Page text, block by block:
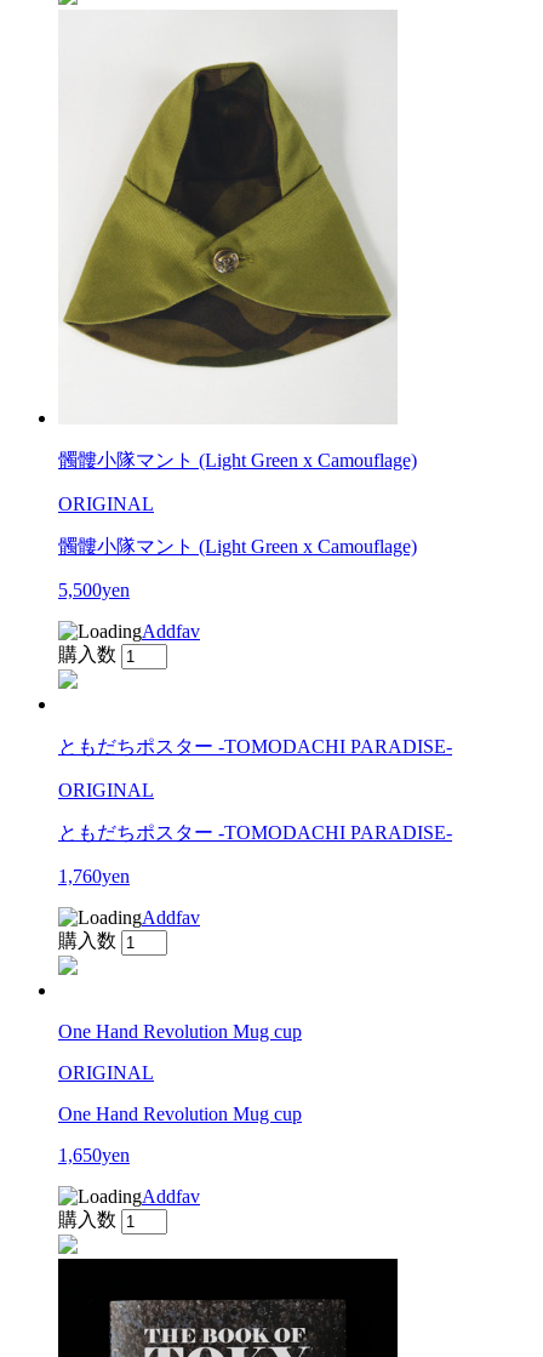
髑髏小隊マント (Light Green x Camouflage)
ORIGINAL
髑髏小隊マント (Light Green x Camouflage)
5,500yen
Addfav
購入数
ともだちポスター -TOMODACHI PARADISE-
ORIGINAL
ともだちポスター -TOMODACHI PARADISE-
1,760yen
Addfav
購入数
One Hand Revolution Mug cup
ORIGINAL
One Hand Revolution Mug cup
1,650yen
Addfav
購入数